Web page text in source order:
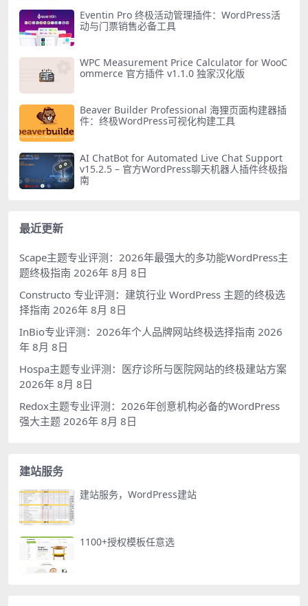
Eventin Pro 终极活动管理插件：WordPress活
动与门票销售必备工具
WPC Measurement Price Calculator for WooC
ommerce 官方插件 v1.1.0 独家汉化版
Beaver Builder Professional 海狸页面构建器插
件：终极WordPress可视化构建工具
AI ChatBot for Automated Live Chat Support
v15.2.5 – 官方WordPress聊天机器人插件终极指
南
最近更新
Scape主题专业评测：2026年最强大的多功能WordPress主
题终极指南 2026年 8月 8日
Constructo 专业评测：建筑行业 WordPress 主题的终极选
择指南 2026年 8月 8日
InBio专业评测：2026年个人品牌网站终极选择指南 2026
年 8月 8日
Hospa主题专业评测：医疗诊所与医院网站的终极建站方案
2026年 8月 8日
Redox主题专业评测：2026年创意机构必备的WordPress
强大主题 2026年 8月 8日
建站服务
建站服务，WordPress建站
1100+授权模板任意选